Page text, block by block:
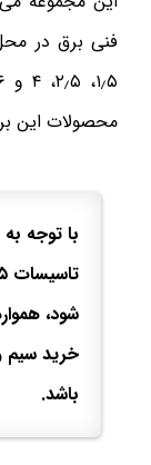
فنی برق در
محصولات این
با توجه
شود،
خرید سیم
باشد.